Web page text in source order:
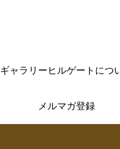
ギャラリーヒルゲートにつ
メルマガ登録